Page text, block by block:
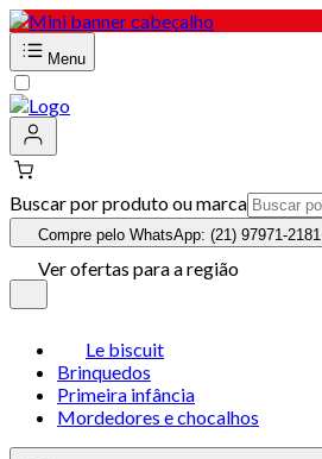
Menu
Buscar por produto ou marca
Compre pelo WhatsApp: (21) 97971-2181
Ver ofertas para a região
Le biscuit
Brinquedos
Primeira infância
Mordedores e chocalhos